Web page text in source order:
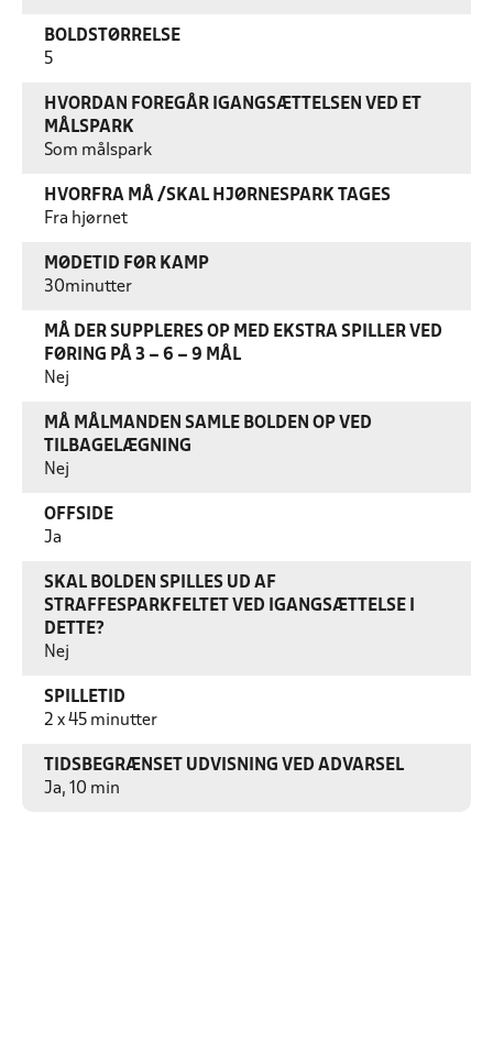
BOLDSTØRRELSE
5
HVORDAN FOREGÅR IGANGSÆTTELSEN VED ET
MÅLSPARK
Som målspark
HVORFRA MÅ /SKAL HJØRNESPARK TAGES
Fra hjørnet
MØDETID FØR KAMP
30minutter
MÅ DER SUPPLERES OP MED EKSTRA SPILLER VED
FØRING PÅ 3 – 6 – 9 MÅL
Nej
MÅ MÅLMANDEN SAMLE BOLDEN OP VED
TILBAGELÆGNING
Nej
OFFSIDE
Ja
SKAL BOLDEN SPILLES UD AF
STRAFFESPARKFELTET VED IGANGSÆTTELSE I
DETTE?
Nej
SPILLETID
2 x 45 minutter
TIDSBEGRÆNSET UDVISNING VED ADVARSEL
Ja, 10 min